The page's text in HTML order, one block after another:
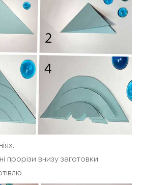
прорізи внизу заготовки.